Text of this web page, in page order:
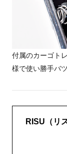
付属のカーゴト
様で使い勝手バツ
RISU（リ